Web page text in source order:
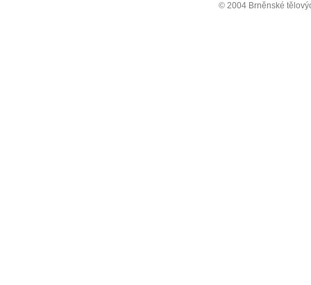
© 2004 Brněnské